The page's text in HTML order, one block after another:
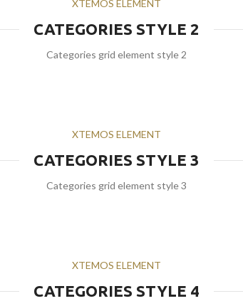
XTEMOS ELEMENT
CATEGORIES STYLE 2
Categories grid element style 2
XTEMOS ELEMENT
CATEGORIES STYLE 3
Categories grid element style 3
XTEMOS ELEMENT
CATEGORIES STYLE 4